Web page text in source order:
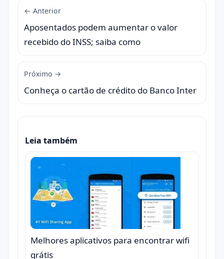
← Anterior
Aposentados podem aumentar o valor
recebido do INSS; saiba como
Próximo →
Conheça o cartão de crédito do Banco Inter
Leia também
Melhores aplicativos para encontrar wifi
grátis